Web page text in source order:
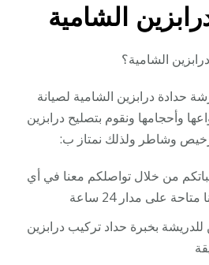
الشامية
الشامية؟
حدادة درابزين الشامية لصيانة
وأحجامها ونقوم بتصليح درابزين
رخيص وشاطر ولذلك نمتاز ب:
من خلال تواصلكم معنا في أي
على مدار 24 ساعة
للدريشة بخبرة حداد تركيب درابزين